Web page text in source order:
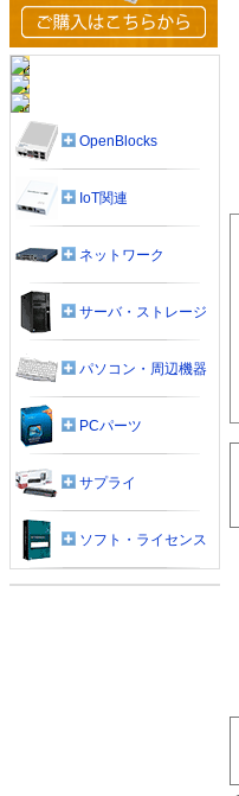
OpenBlocks
IoT関連
ネットワーク
サーバ・ストレージ
パソコン・周辺機器
PCパーツ
サプライ
ソフト・ライセンス